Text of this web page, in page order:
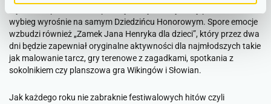
wybieg wyrośnie na samym Dziedzińcu Honorowym. Spore emocje
wzbudzi również „Zamek Jana Henryka dla dzieci”, który przez dwa
dni będzie zapewniał oryginalne aktywności dla najmłodszych takie
jak malowanie tarcz, gry terenowe z zagadkami, spotkania z
sokolnikiem czy planszowa gra Wikingów i Słowian.
Jak każdego roku nie zabraknie festiwalowych hitów czyli